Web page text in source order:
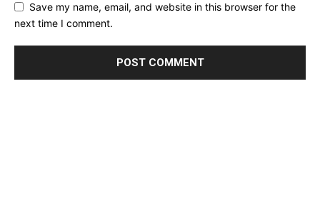
Save my name, email, and website in this browser for the
next time I comment.